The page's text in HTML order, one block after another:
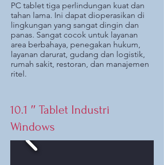
PC tablet tiga perlindungan kuat dan
tahan lama. Ini dapat dioperasikan di
lingkungan yang sangat dingin dan
panas. Sangat cocok untuk layanan
area berbahaya, penegakan hukum,
layanan darurat, gudang dan logistik,
rumah sakit, restoran, dan manajemen
ritel.
10.1 ″ Tablet Industri
Windows